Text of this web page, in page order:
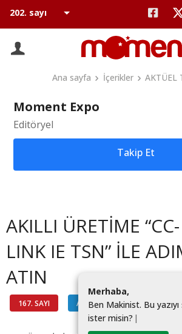
Ana sayfa İçerikler AKTÜEL
Moment Expo
Editöryel
Takip Et
AKILLI ÜRETİME “CC-
LINK IE TSN” İLE
ATIN
167. SAYI AKTÜEL TEKNOLOJİ #
Merhaba,
Ben Makinist. Bu yazıyı
ister misin? |